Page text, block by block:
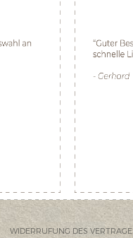
WIDERRUFUNG DES